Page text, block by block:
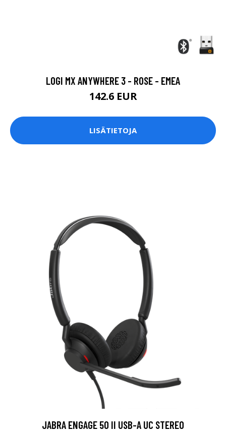
LOGI MX ANYWHERE 3 - ROSE - EMEA
142.6 EUR
LISÄTIETOJA
JABRA ENGAGE 50 II USB-A UC STEREO